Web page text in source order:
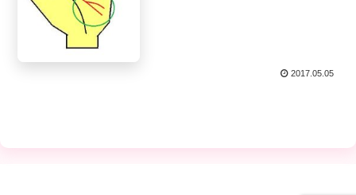
2017.05.05